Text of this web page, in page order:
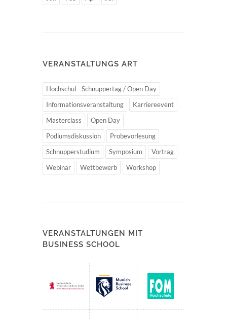
VERANSTALTUNGS ART
Hochschul - Schnuppertag / Open Day
Informationsveranstaltung
Karriereevent
Masterclass
Open Day
Podiumsdiskussion
Probevorlesung
Schnupperstudium
Symposium
Vortrag
Webinar
Wettbewerb Workshop
VERANSTALTUNGEN MIT
BUSINESS SCHOOL